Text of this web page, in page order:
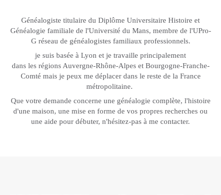
Généalogiste titulaire du Diplôme Universitaire Histoire et
Généalogie familiale de l'Université du Mans, membre de l'UPro-
G réseau de généalogistes familiaux professionnels.
je suis basée à Lyon et je travaille principalement
dans les régions Auvergne-Rhône-Alpes et Bourgogne-Franche-
Comté mais je peux me déplacer dans le reste de la France
métropolitaine.
Que votre demande concerne une généalogie complète, l'histoire
d'une maison, une mise en forme de vos propres recherches ou
une aide pour débuter, n'hésitez-pas à me contacter.